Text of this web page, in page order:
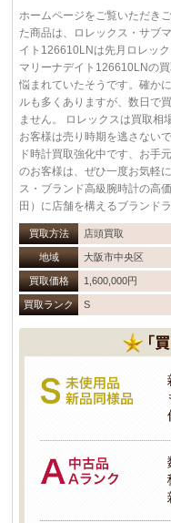
ホームページをご覧いただきご来店くだ
た商品は、ロレックス・サブマリー
イト126610LNは先月ロレック
マリーナデイト126610LNの
悩まれていたそうです。確か
ルも多くありますが、数日で
ません。 ロレックスは買取相場の変動が激しいのでロレックスをお持ちの
お客様は売り時期を逃さないでください。 当社はロ
ド時計買取強化中です、お手
のお客様は、ぜひ一度お気軽に当
ス・ブランド高級腕時計の高
田）に店舗を構えるブランド
買取方法 店頭買取
地域 大阪市中央区
買取価格 1,600,000円
買取ランク S